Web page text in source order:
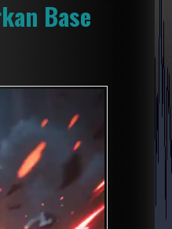
Base